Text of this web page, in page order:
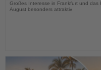
Großes Interesse in Frankfurt und
August besonders attraktiv